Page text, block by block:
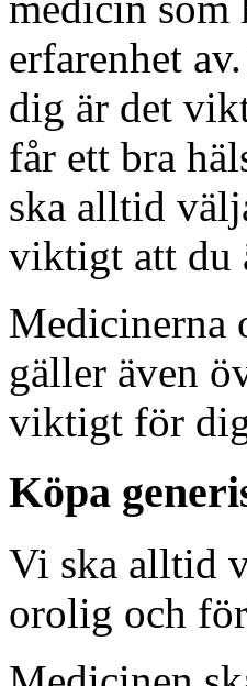
erfarenhet
dig är det
får ett bra
ska alltid
viktigt att du
Medicinerna
gäller även
viktigt för
Köpa
Vi ska alltid
orolig och